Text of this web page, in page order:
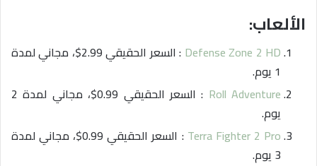
الألعاب:
Defense Zone 2 HD
: السعر الحقيقي 2.99$، مجاني لمدة
1 يوم.
Roll Adventure
: السعر الحقيقي 0.99$، مجاني لمدة 2
يوم.
Terra Fighter 2 Pro
: السعر الحقيقي 0.99$، مجاني لمدة
3 يوم.